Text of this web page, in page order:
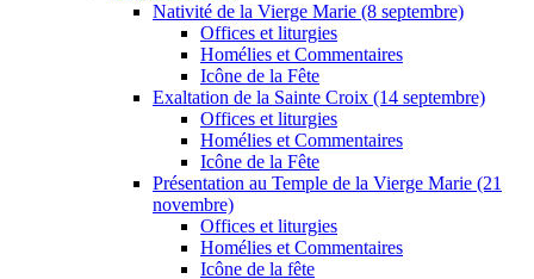
Nativité de la Vierge Marie (8 septembre)
Offices et liturgies
Homélies et Commentaires
Icône de la Fête
Exaltation de la Sainte Croix (14 septembre)
Offices et liturgies
Homélies et Commentaires
Icône de la Fête
Présentation au Temple de la Vierge Marie (21
novembre)
Offices et liturgies
Homélies et Commentaires
Icône de la fête